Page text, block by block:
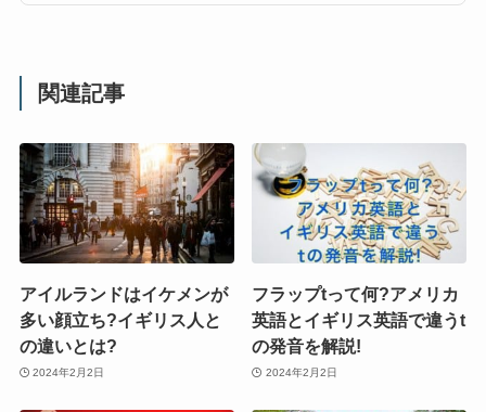
関連記事
アイルランドはイケメンが
多い顔立ち?イギリス人と
の違いとは?
2024年2月2日
フラップtって何?アメリカ
英語とイギリス英語で違うt
の発音を解説!
2024年2月2日